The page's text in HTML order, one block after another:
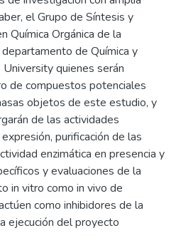
el Grupo de Síntesis y
Química Orgánica de la
de Química y
quienes serán
de compuestos potenciales
objetos de este estudio, y
de las actividades
purificación de las
enzimática en presencia y
y evaluaciones de la
in vitro como in vivo de
como inhibidores de la
ejecución del proyecto